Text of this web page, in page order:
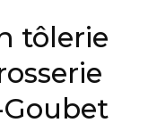
tôlerie